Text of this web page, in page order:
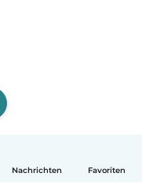
Nachrichten Favoriten